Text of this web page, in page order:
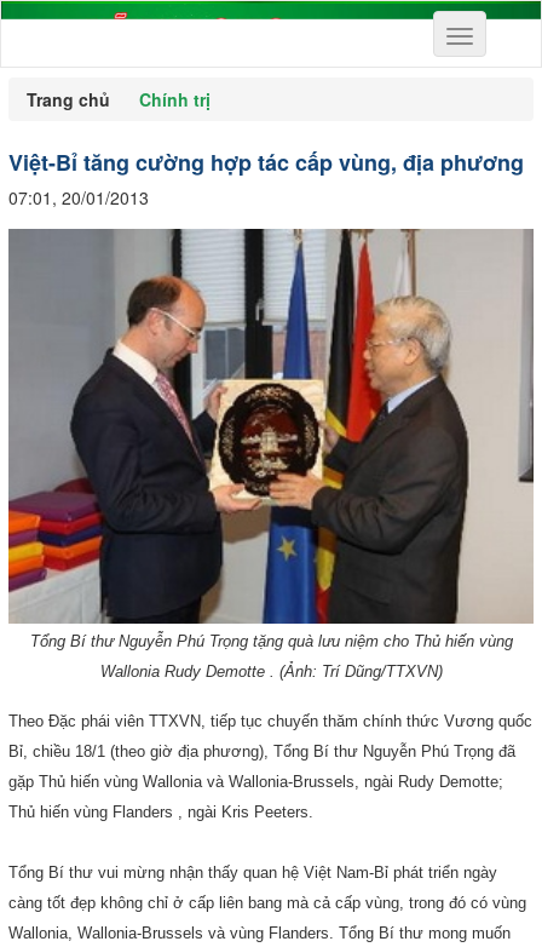
Toggle
navigation
Trang chủ
Chính trị
Việt-Bỉ tăng cường hợp tác cấp vùng, địa phương
07:01, 20/01/2013
Tổng Bí thư Nguyễn Phú Trọng tặng quà lưu niệm cho Thủ hiến vùng
Wallonia Rudy Demotte . (Ảnh: Trí Dũng/TTXVN)
Theo Đặc phái viên TTXVN, tiếp tục chuyến thăm chính thức Vương quốc
Bỉ, chiều 18/1 (theo giờ địa phương), Tổng Bí thư Nguyễn Phú Trọng đã
gặp Thủ hiến vùng Wallonia và Wallonia-Brussels, ngài Rudy Demotte;
Thủ hiến vùng Flanders , ngài Kris Peeters.
Tổng Bí thư vui mừng nhận thấy quan hệ Việt Nam-Bỉ phát triển ngày
càng tốt đẹp không chỉ ở cấp liên bang mà cả cấp vùng, trong đó có vùng
Wallonia, Wallonia-Brussels và vùng Flanders. Tổng Bí thư mong muốn